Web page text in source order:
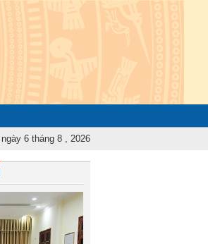
tác kiểm tra, giám sát năm 2025
6 tháng 8 , 2026